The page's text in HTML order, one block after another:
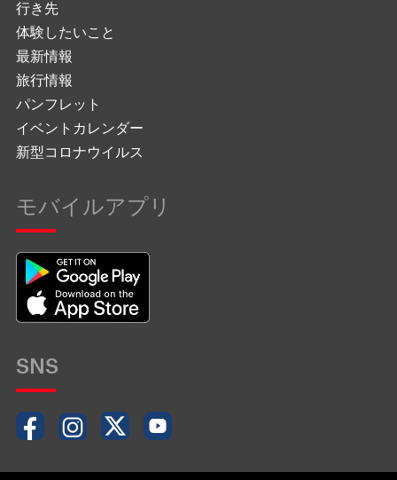
行き先
体験したいこと
最新情報
旅行情報
パンフレット
イベントカレンダー
新型コロナウイルス
モバイルアプリ
SNS